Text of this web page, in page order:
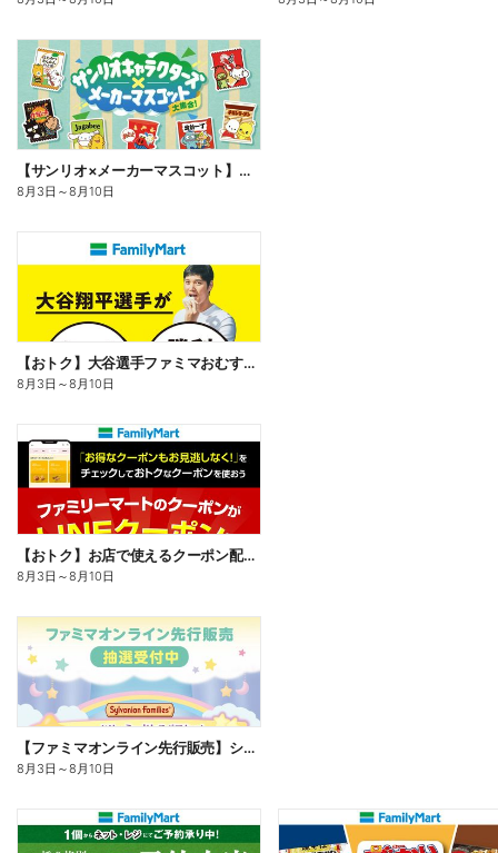
【サンリオ×メーカーマスコット】オリジナルグッズ貰える!
8月3日 ～8月10日
【おトク】大谷選手ファミマおむすび割
8月3日 ～8月10日
【おトク】お店で使えるクーポン配信中
8月3日 ～8月10日
【ファミマオンライン先行販売】シルバニアファミリー
8月3日 ～8月10日